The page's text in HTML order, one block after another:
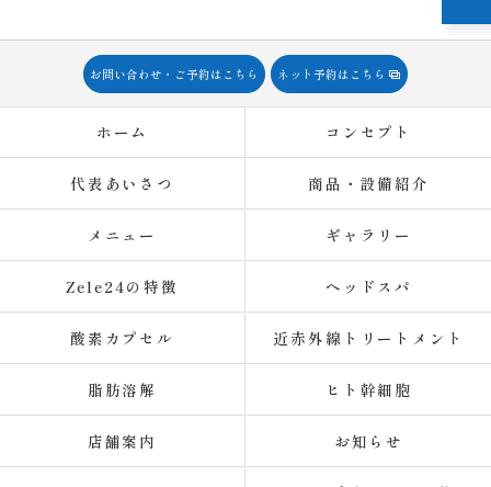
お問い合わせ・ご予約はこちら ネット予約はこちら
ホーム コンセプト
代表あいさつ 商品・設備紹介
メニュー ギャラリー
Zele24の特徴 ヘッドスパ
酸素カプセル 近赤外線トリートメント
脂肪溶解 ヒト幹細胞
店舗案内 お知らせ